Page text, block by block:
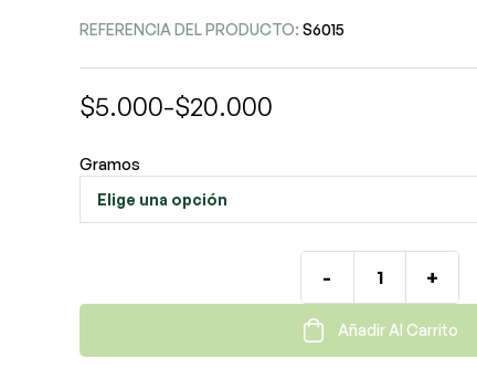
REFERENCIA DEL PRODUCTO:S6015
$5.000-$20.000
Gramos
- +
Añadir Al Carrito